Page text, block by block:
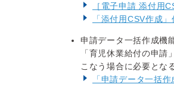
［電子申請 添付用
「添付用CSV作成
申請データ一括作成機
「育児休業給付の申
こなう場合に必要とな
「申請データ一括